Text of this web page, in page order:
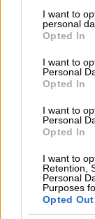
not limited to
grant or deny
use your data
consent section.
I want to
personal
Opted In
I want to
Personal
Opted In
I want to
Personal
Opted In
I want to
Retention,
Personal
Purposes
Opted Out
κίνηση των
χειροπέδες
σε αυτά τα
να
βάζουμε
και το λέω
πιάσει να
εκείνη την
καλά